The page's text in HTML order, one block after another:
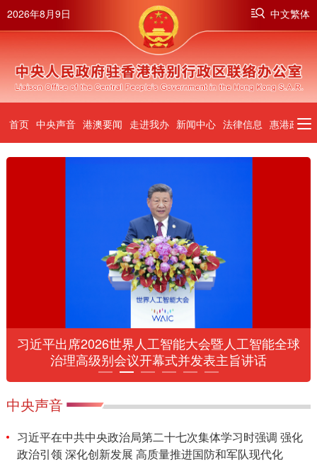
2026年8月9日 中文繁体
首页 中央声音 港澳要闻 走进我办 新闻中心 法律信息 惠港政策
习近平出席2026世界人工智能大会暨人工智能全球
治理高级别会议开幕式并发表主旨讲话
中央声音
习近平在中共中央政治局第二十七次集体学习时强调 强化
政治引领 深化创新发展 高质量推进国防和军队现代化